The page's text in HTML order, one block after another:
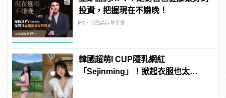
投資，把握現在不嫌晚！
PR・台灣癌症基金會
韓國超萌I CUP隱乳網紅
「Sejinming」！掀起衣服也太